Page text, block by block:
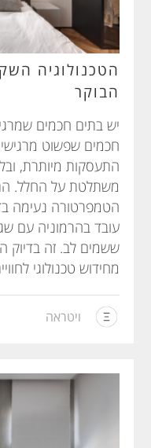
הטכנולוגיה
הבוקר
יש בתים חכמים
חכמים שפשוט
התעסקות מיותרת,
משתלטת על החלל.
הטמפרטורה נעימה
עובד בהרמוניה עם
ששמים לב. זה בדיוק
מחידוש טכנולוגי
ויטראה